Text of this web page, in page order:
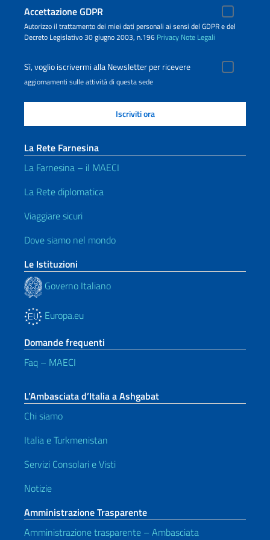
Accettazione GDPR
Autorizzo il trattamento dei miei dati personali ai sensi del GDPR e del
Decreto Legislativo 30 giugno 2003, n.196 Privacy Note Legali
Sì, voglio iscrivermi alla Newsletter per ricevere
aggiornamenti sulle attività di questa sede
La Rete Farnesina
La Farnesina – il MAECI
La Rete diplomatica
Viaggiare sicuri
Dove siamo nel mondo
Le Istituzioni
Governo Italiano
Europa.eu
Domande frequenti
Faq – MAECI
L’Ambasciata d’Italia a Ashgabat
Chi siamo
Italia e Turkmenistan
Servizi Consolari e Visti
Notizie
Amministrazione Trasparente
Amministrazione trasparente – Ambasciata